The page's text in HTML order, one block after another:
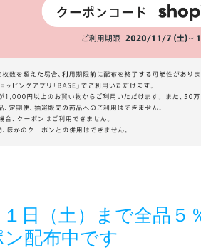
１日（土）まで全品
配布中です